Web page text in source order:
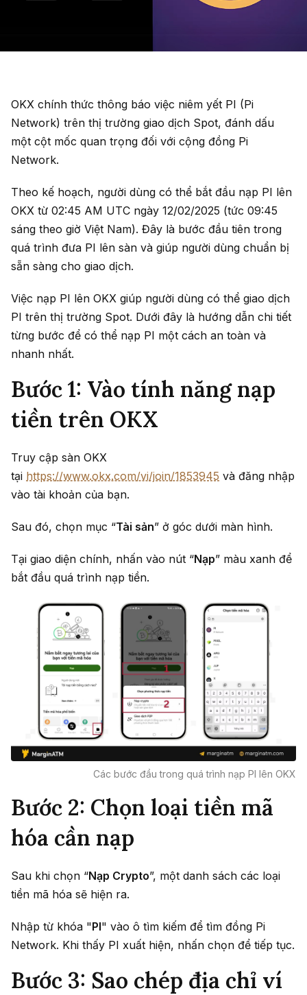
OKX chính thức thông báo việc niêm yết PI (Pi
Network) trên thị trường giao dịch Spot, đánh dấu
một cột mốc quan trọng đối với cộng đồng Pi
Network.
Theo kế hoạch, người dùng có thể bắt đầu nạp PI lên
OKX từ 02:45 AM UTC ngày 12/02/2025 (tức 09:45
sáng theo giờ Việt Nam). Đây là bước đầu tiên trong
quá trình đưa PI lên sàn và giúp người dùng chuẩn bị
sẵn sàng cho giao dịch.
Việc nạp PI lên OKX giúp người dùng có thể giao dịch
PI trên thị trường Spot. Dưới đây là hướng dẫn chi tiết
từng bước để có thể nạp PI một cách an toàn và
nhanh nhất.
Bước 1: Vào tính năng nạp
tiền trên OKX
Truy cập sàn OKX
tại https://www.okx.com/vi/join/1853945 và đăng nhập
vào tài khoản của bạn.
Sau đó, chọn mục “Tài sản” ở góc dưới màn hình.
Tại giao diện chính, nhấn vào nút “Nạp” màu xanh để
bắt đầu quá trình nạp tiền.
Các bước đầu trong quá trình nạp PI lên OKX
Bước 2: Chọn loại tiền mã
hóa cần nạp
Sau khi chọn “Nạp Crypto”, một danh sách các loại
tiền mã hóa sẽ hiện ra.
Nhập từ khóa "PI" vào ô tìm kiếm để tìm đồng Pi
Network. Khi thấy PI xuất hiện, nhấn chọn để tiếp tục.
Bước 3: Sao chép địa chỉ ví